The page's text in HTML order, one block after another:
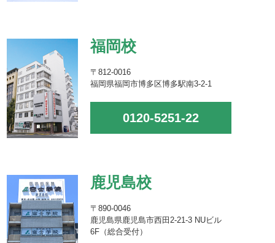
福岡校
〒812-0016
福岡県福岡市博多区博多駅南3-2-1
0120-5251-22
鹿児島校
〒890-0046
鹿児島県鹿児島市西田2-21-3 NUビル
6F（総合受付）